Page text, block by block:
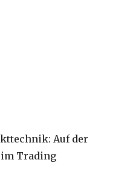
Auf der
im Trading